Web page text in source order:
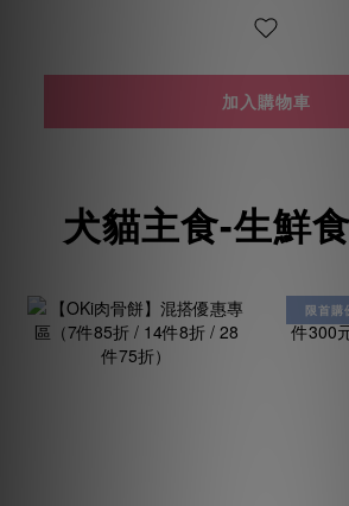
加入購物車
犬貓主食-生鮮
限首購